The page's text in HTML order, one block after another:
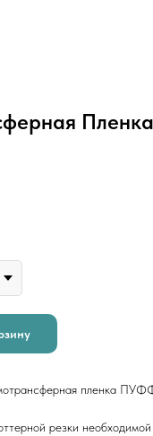
пленка
резки